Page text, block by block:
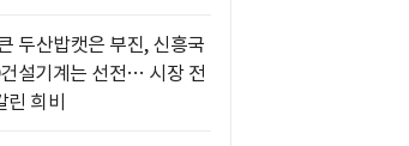
두산밥캣은 부진, 신흥국
설기계는 선전… 시장 전
린 희비